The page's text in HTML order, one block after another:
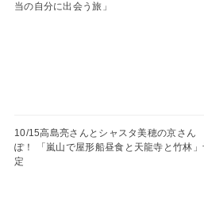
当の自分に出会う旅」
10/15高島亮さんとシャスタ美穂の京さん
ぽ！ 「嵐山で屋形船昼食と天龍寺と竹林」
定